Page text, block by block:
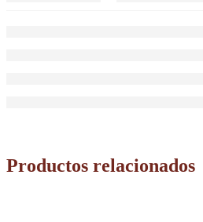
Productos relacionados